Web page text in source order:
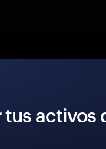
activos